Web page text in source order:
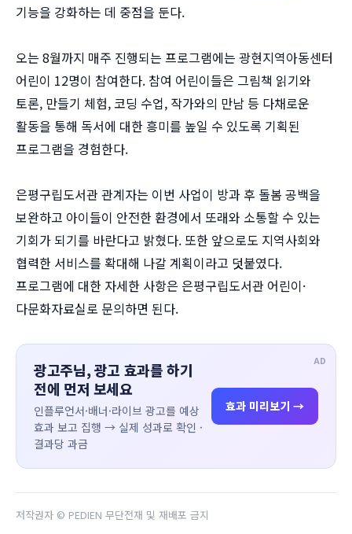
기능을 강화하는 데 중점을 둔다.
오는 8월까지 매주 진행되는 프로그램에는 광현지역아동센터
어린이 12명이 참여한다. 참여 어린이들은 그림책 읽기와
토론, 만들기 체험, 코딩 수업, 작가와의 만남 등 다채로운
활동을 통해 독서에 대한 흥미를 높일 수 있도록 기획된
프로그램을 경험한다.
은평구립도서관 관계자는 이번 사업이 방과 후 돌봄 공백을
보완하고 아이들이 안전한 환경에서 또래와 소통할 수 있는
기회가 되기를 바란다고 밝혔다. 또한 앞으로도 지역사회와
협력한 서비스를 확대해 나갈 계획이라고 덧붙였다.
프로그램에 대한 자세한 사항은 은평구립도서관 어린이·
다문화자료실로 문의하면 된다.
AD
광고주님, 광고 효과를 하기
전에 먼저 보세요
인플루언서·배너·라이브 광고를 예상
효과 보고 집행 → 실제 성과로 확인 ·
결과당 과금
효과 미리보기 →
저작권자 © PEDIEN 무단전재 및 재배포 금지